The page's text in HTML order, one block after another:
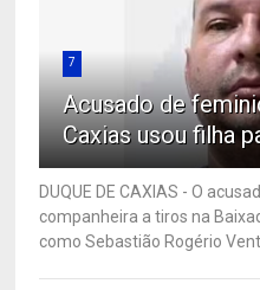
7
Acusado de
Caxias usou filha
DUQUE DE CAXIAS - O
companheira a tiros na
como Sebastião Rogério